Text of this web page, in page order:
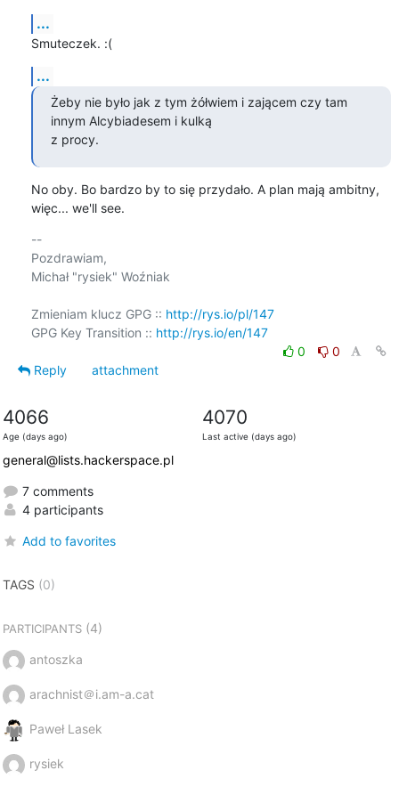
...
Smuteczek. :(
...
Żeby nie było jak z tym żółwiem i zającem czy tam
innym Alcybiadesem i kulką
z procy.
No oby. Bo bardzo by to się przydało. A plan mają ambitny,
więc... we'll see.
--
Pozdrawiam,
Michał "rysiek" Woźniak
Zmieniam klucz GPG :: http://rys.io/pl/147
GPG Key Transition :: http://rys.io/en/147
0
0
Reply
attachment
4066
Age (days ago)
4070
Last active (days ago)
general@lists.hackerspace.pl
7 comments
4 participants
Add to favorites
TAGS (0)
PARTICIPANTS(4)
antoszka
arachnist＠i.am-a.cat
Paweł Lasek
rysiek